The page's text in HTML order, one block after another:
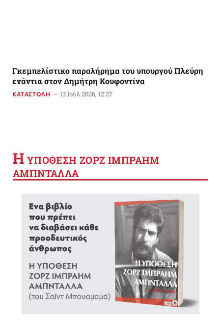
Γκεμπελίστικο παραλήρημα του υπουργού Πλεύρη
ενάντια στον Δημήτρη Κουφοντίνα
ΚΑΤΑΣΤΟΛΗ 13 Ιούλ 2026, 12:27
Η YΠΟΘΕΣΗ ΖΟΡΖ ΙΜΠΡΑΗΜ
ΑΜΠΝΤΑΛΛΑ